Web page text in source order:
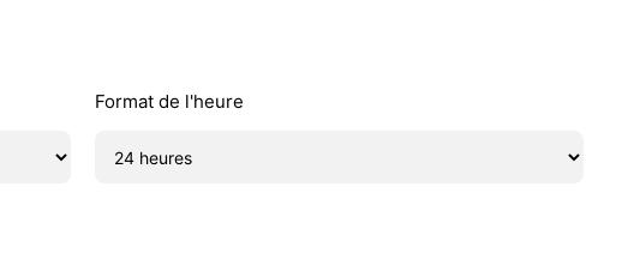
Format de l'heure